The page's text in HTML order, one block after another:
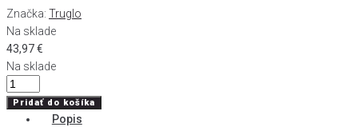
Značka: Truglo
Na sklade
43,97€
Na sklade
množstvo
Mušky
Pridať do košíka
Popis